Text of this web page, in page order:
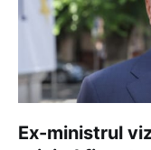
Ex-ministrul